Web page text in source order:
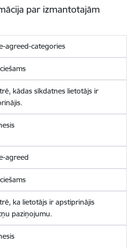
par izmantotajām
agreed-categories
kādas sīkdatnes lietotājs ir
agreed
ka lietotājs ir apstiprinājis
paziņojumu.